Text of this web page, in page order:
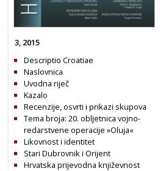
3, 2015
Descriptio Croatiae
Naslovnica
Uvodna riječ
Kazalo
Recenzije, osvrti i prikazi skupova
Tema broja: 20. obljetnica vojno-
redarstvene operacije »Oluja«
Likovnost i identitet
Stari Dubrovnik i Orijent
Hrvatska prijevodna književnost